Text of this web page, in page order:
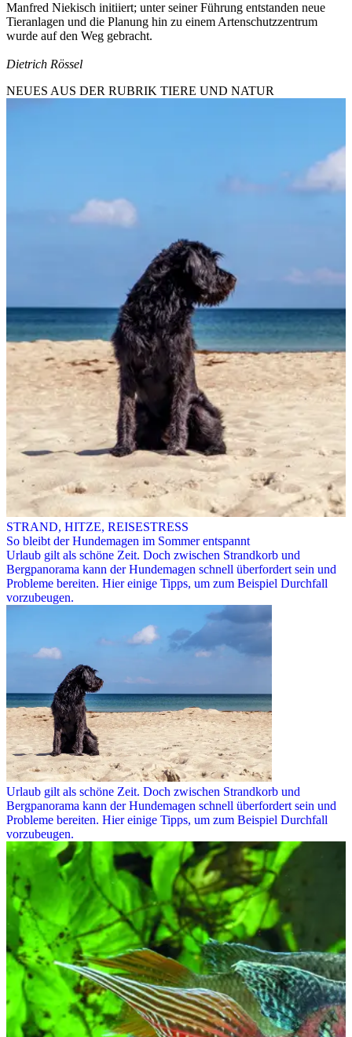
Manfred Niekisch initiiert; unter seiner Führung entstanden neue
Tieranlagen und die Planung hin zu einem Artenschutzzentrum
wurde auf den Weg gebracht.
Dietrich Rössel
NEUES AUS DER RUBRIK TIERE UND NATUR
STRAND, HITZE, REISESTRESS
So bleibt der Hundemagen im Sommer entspannt
Urlaub gilt als schöne Zeit. Doch zwischen Strandkorb und
Bergpanorama kann der Hundemagen schnell überfordert sein und
Probleme bereiten. Hier einige Tipps, um zum Beispiel Durchfall
vorzubeugen.
Urlaub gilt als schöne Zeit. Doch zwischen Strandkorb und
Bergpanorama kann der Hundemagen schnell überfordert sein und
Probleme bereiten. Hier einige Tipps, um zum Beispiel Durchfall
vorzubeugen.